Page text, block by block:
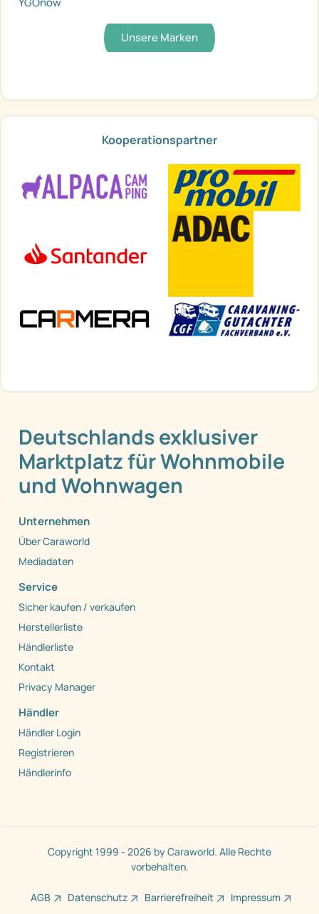
Unsere Marken
Kooperationspartner
Deutschlands exklusiver
Marktplatz für Wohnmobile
und Wohnwagen
Unternehmen
Über Caraworld
Mediadaten
Service
Sicher kaufen / verkaufen
Herstellerliste
Händlerliste
Kontakt
Privacy Manager
Händler
Händler Login
Registrieren
Händlerinfo
Copyright 1999 - 2026 by Caraworld. Alle Rechte
vorbehalten.
AGB Datenschutz Barrierefreiheit Impressum